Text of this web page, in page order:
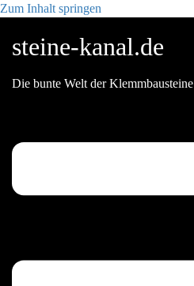
Zum Inhalt springen
steine-kanal.de
Die bunte Welt der Klemmbausteine